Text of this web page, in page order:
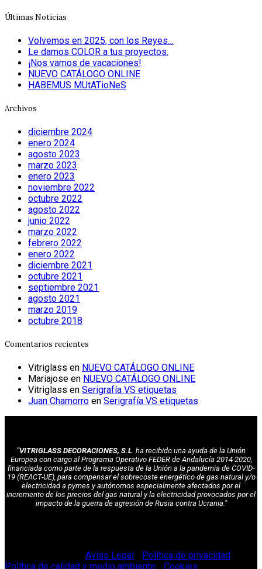
Últimas Noticias
Volvemos en 2025, con los Reyes…
Le damos COLOR a tus proyectos.
¡Nos vamos de vacaciones!
NUEVO CATÁLOGO ONLINE
HABEMUS MUtATioNeS
Archivos
diciembre 2024
enero 2024
agosto 2023
marzo 2023
enero 2023
noviembre 2022
octubre 2022
agosto 2022
junio 2022
marzo 2022
febrero 2022
enero 2022
diciembre 2021
octubre 2021
septiembre 2021
agosto 2021
marzo 2019
octubre 2018
Comentarios recientes
Vitriglass en NUEVO CATÁLOGO ONLINE
Mariajose en NUEVO CATÁLOGO ONLINE
Vitriglass en Serigrafía VS etiquetas
Juan Chamorro en Serigrafía VS etiquetas
"VITRIGLASS DECORACIONES, S.L. ha recibido una ayuda de la Unión
Europea con cargo al Programa Operativo FEDER de Andalucía 2014-2020,
financiada como parte de la respuesta de la Unión a la pandemia de COVID-
19 (REACT-UE), para compensar el sobrecoste energético de gas natural y/o
electricidad a pymes y autónomos especialmente afectados por el
incremento de los precios del gas natural y la electricidad provocados por el
impacto de la guerra de agresión de Rusia contra Ucrania."
Aviso Legal Política de privacidad
Política de calidad y medio ambiente
Cookies